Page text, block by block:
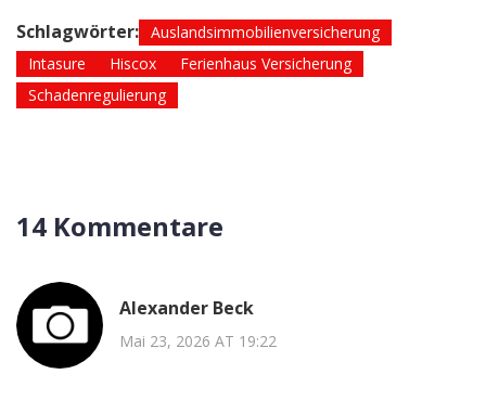
Schlagwörter: Auslandsimmobilienversicherung
Intasure
Hiscox
Ferienhaus Versicherung
Schadenregulierung
14 Kommentare
Alexander Beck
Mai 23, 2026 AT 19:22